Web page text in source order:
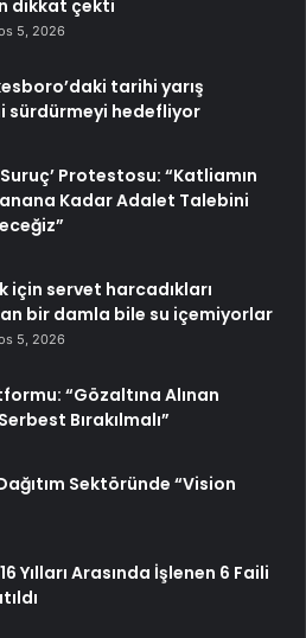
dikkat çekti
5, 2026
tarihi yarış
sürdürmeyi hedefliyor
Protestosu: “Katliamın
Kadar Adalet Talebini
için servet harcadıkları
bir damla bile su içemiyorlar
5, 2026
“Gözaltına Alınan
Bırakılmalı”
Sektöründe “Vision
Yılları Arasında İşlenen 6 Faili